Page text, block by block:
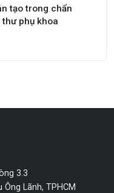
tạo trong chẩn
phụ khoa
3.3
Lãnh, TPHCM